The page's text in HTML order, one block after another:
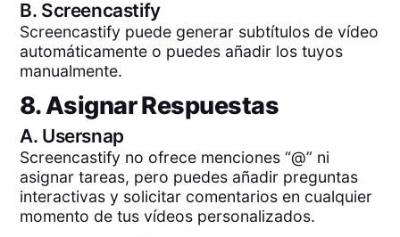
B. Screencastify
Screencastify puede generar subtítulos de vídeo
automáticamente o puedes añadir los tuyos
manualmente.
8. Asignar Respuestas
A. Usersnap
Screencastify no ofrece menciones “@” ni
asignar tareas, pero puedes añadir preguntas
interactivas y solicitar comentarios en cualquier
momento de tus vídeos personalizados.